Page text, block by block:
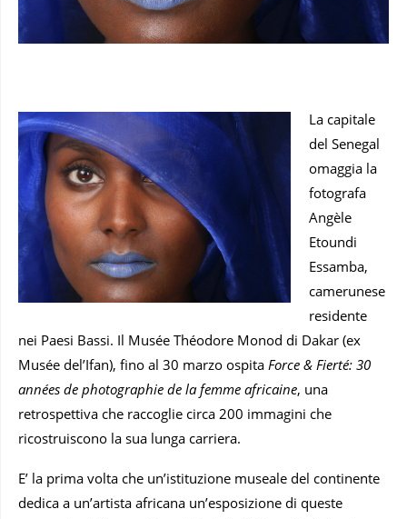
La capitale
del Senegal
omaggia la
fotografa
Angèle
Etoundi
Essamba,
camerunese
residente
nei Paesi Bassi. Il Musée Théodore Monod di Dakar (ex
Musée del’Ifan), fino al 30 marzo ospita Force & Fierté: 30
années de photographie de la femme africaine, una
retrospettiva che raccoglie circa 200 immagini che
ricostruiscono la sua lunga carriera.
E’ la prima volta che un’istituzione museale del continente
dedica a un’artista africana un’esposizione di queste